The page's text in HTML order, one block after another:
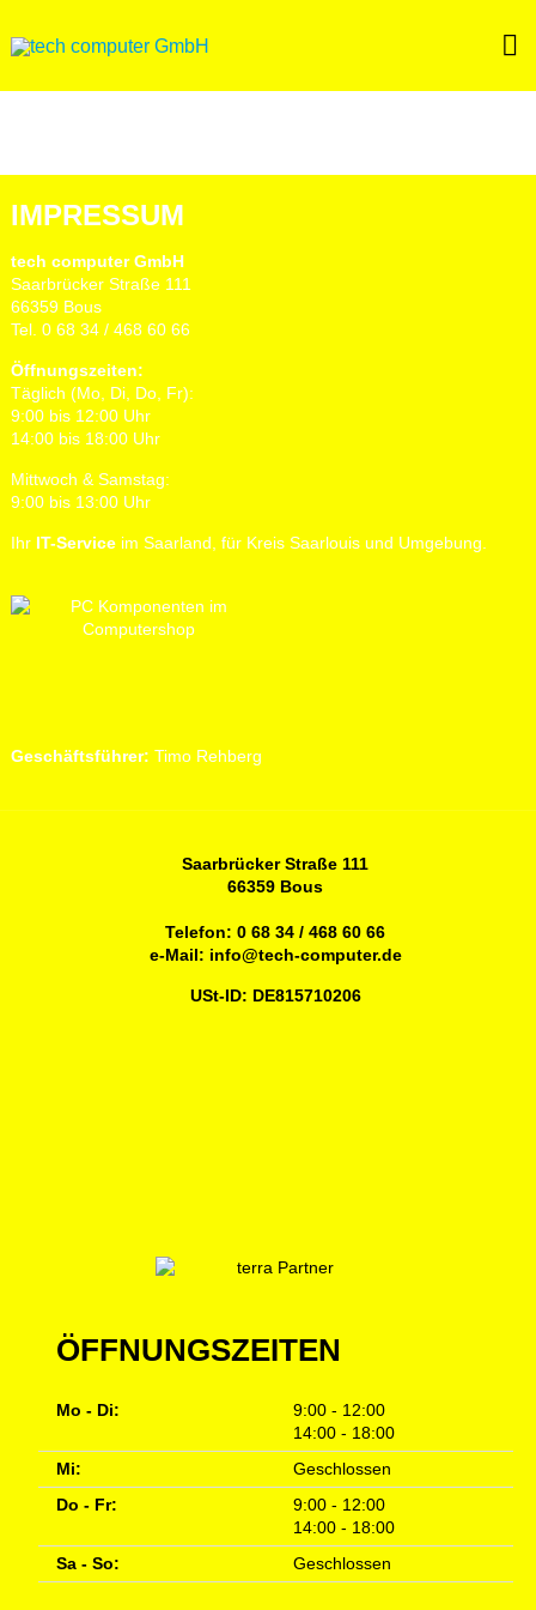
to
IMPRESSUM
tech computer GmbH
Saarbrücker Straße 111
66359 Bous
Tel. 0 68 34 / 468 60 66
Öffnungszeiten:
Täglich (Mo, Di, Do, Fr):
9:00 bis 12:00 Uhr
14:00 bis 18:00 Uhr
Mittwoch & Samstag:
9:00 bis 13:00 Uhr
Ihr IT-Serviceim Saarland, für Kreis Saarlouis und Umgebung.
Geschäftsführer: Timo Rehberg
Saarbrücker Straße 111
66359 Bous
Telefon:0 68 34 / 468 60 66
e-Mail: info@tech-computer.de
USt-ID: DE815710206
ÖFFNUNGSZEITEN
Mo - Di:
9:00 - 12:00
14:00 - 18:00
Mi:
Geschlossen
Do - Fr:
9:00 - 12:00
14:00 - 18:00
Sa - So:
Geschlossen